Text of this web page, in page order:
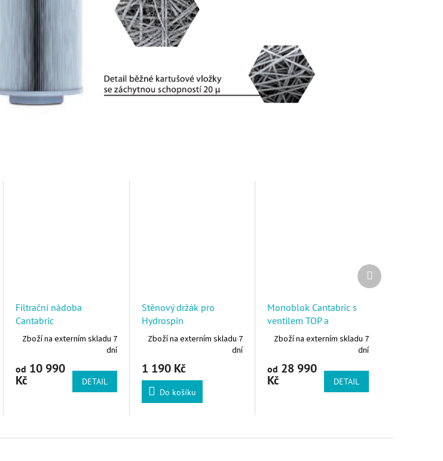
Filtrační nádoba
Cantabric
Zboží na externím skladu 7
dní
od 10 990
Kč DETAIL
Stěnový držák pro
Hydrospin
Zboží na externím skladu 7
dní
1 190 Kč
Do košíku
Monoblok Cantabric s
ventilem TOP a
čerpadlem Victoria Plus
Zboží na externím skladu 7
dní
od 28 990
Kč DETAIL
Další produkt